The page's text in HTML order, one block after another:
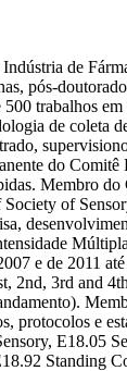
de
pós-
trabalhos
de coleta
do
Membro
of
e de 2011
2nd, 3rd
protocolos e
E18.05
Standing